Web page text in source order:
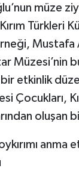
müze
Türkleri
Mustafa
Müzesi’nin
bir etkinlik
Çocukları,
oluşan
anma